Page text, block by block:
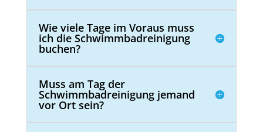
Wie viele Tage im Voraus muss
ich die Schwimmbadreinigung
buchen?
Muss am Tag der
Schwimmbadreinigung jemand
vor Ort sein?